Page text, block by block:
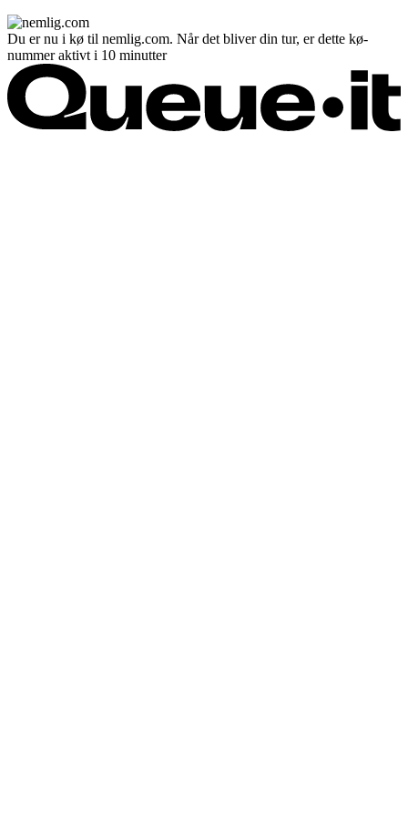
Du er nu i kø til nemlig.com. Når det bliver din tur, er dette kø-
nummer aktivt i 10 minutter